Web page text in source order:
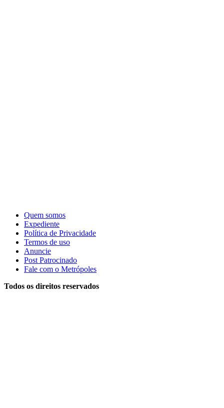
Quem somos
Expediente
Política de Privacidade
Termos de uso
Anuncie
Post Patrocinado
Fale com o Metrópoles
Todos os direitos reservados